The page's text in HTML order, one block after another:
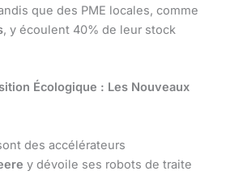
que des PME locales, comme
, y écoulent 40% de leur stock
Écologique : Les Nouveaux
des accélérateurs
y dévoile ses robots de traite